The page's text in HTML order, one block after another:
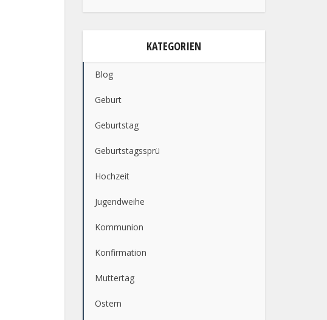
KATEGORIEN
Blog
Geburt
Geburtstag
Geburtstagssprü
Hochzeit
Jugendweihe
Kommunion
Konfirmation
Muttertag
Ostern